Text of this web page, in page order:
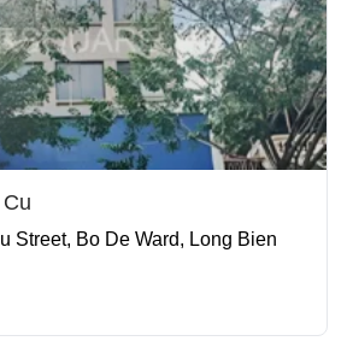
Street, Bo De Ward, Long Bien